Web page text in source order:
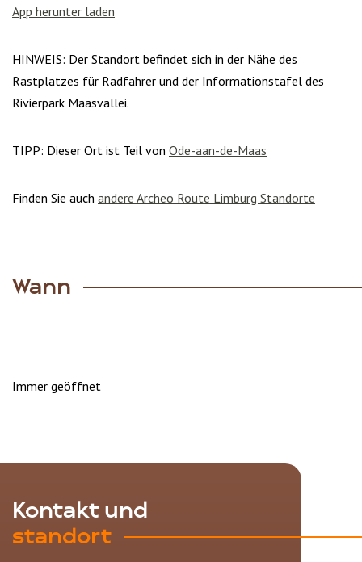
App herunter laden
HINWEIS: Der Standort befindet sich in der Nähe des
Rastplatzes für Radfahrer und der Informationstafel des
Rivierpark Maasvallei.
TIPP: Dieser Ort ist Teil von Ode-aan-de-Maas
Finden Sie auch andere Archeo Route Limburg Standorte
Wann
Immer geöffnet
Kontakt und
standort